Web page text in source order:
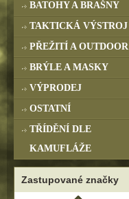
BATOHY A BRAŠNY
TAKTICKÁ VÝSTROJ
PŘEŽITÍ A OUTDOOR
BRÝLE A MASKY
VÝPRODEJ
OSTATNÍ
TŘÍDĚNÍ DLE
KAMUFLÁŽE
Zastupované značky